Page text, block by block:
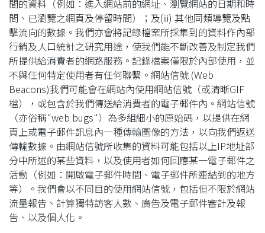
間的資料（例如：進入網站前的網址、瀏覽網站的日期和時
間、已瀏覽之網頁及停留時間）；及(iii) 其他同類導覽及點
擊流向的數據。我們亦會將記錄檔案所採集到的資料作內部
行銷及人口統計之研究用途，使我們能不斷改善及制定我們
所提供給消費者的網路服務。記錄檔案僅限於內部使用，並
不與任何特定使用者有任何聯繫。網站信號 (Web
Beacons)我們可能會在網站內使用網站信號（或清晰GIF
檔），或包含於我們傳送給消費者的電子郵件內。網站信號
（亦俗稱"web bugs"）為多組細小的原始碼，以提供在網
頁上或電子郵件訊息內一種傳輸圖像的方法，以向我們返送
傳輸數據。由網站信號所收集的資料可能包括以上IP地址部
分中所述的某些資料，以及使用者如何回應某一電子郵件之
活動（例如：開啟電子郵件時間、電子郵件所連結到的地方
等）。我們會以不同目的使用網站信號，包括但不限於網站
流量報告、計算獨特訪客人數、廣告及電子郵件審計及報
告、以及個人化。